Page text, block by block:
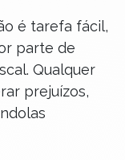
é tarefa fácil,
parte de
Qualquer
prejuízos,